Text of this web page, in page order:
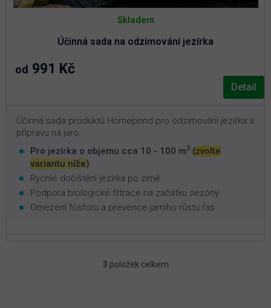
Účinná sada na odzimování jezírka
Skladem
od 991 Kč
Detail
Účinná sada produktů Homepond pro odzimování jezírka a
přípravu na jaro.
Pro jezírka o objemu cca 10 - 100 m3 (zvolte
variantu níže)
Rychlé dočištění jezírka po zimě
Podpora biologické filtrace na začátku sezóny
Omezení fosforu a prevence jarního růstu řas
O
3 položek celkem